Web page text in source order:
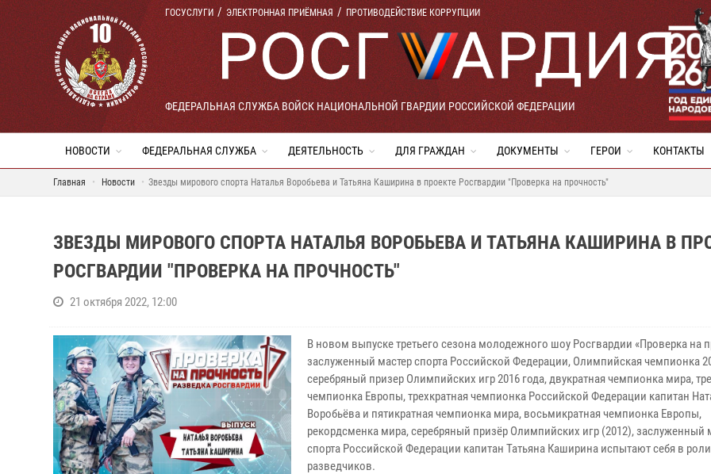
ГОСУСЛУГИ ЭЛЕКТРОННАЯ ПРИЁМНАЯ ПРОТИВОДЕЙСТВИЕ КОРРУПЦИИ
ФЕДЕРАЛЬНАЯ СЛУЖБА ВОЙСК НАЦИОНАЛЬНОЙ ГВАРДИИ РОССИЙСКОЙ ФЕДЕРАЦИИ
НОВОСТИ ФЕДЕРАЛЬНАЯ СЛУЖБА ДЕЯТЕЛЬНОСТЬ ДЛЯ ГРАЖДАН ДОКУМЕНТЫ ГЕРОИ КОНТАКТЫ
Главная Новости Звезды мирового спорта Наталья Воробьева и Татьяна Каширина в проекте Росгвардии "Проверка на прочность"
ЗВЕЗДЫ МИРОВОГО СПОРТА НАТАЛЬЯ ВОРОБЬЕВА И ТАТЬЯНА КАШИРИНА В
РОСГВАРДИИ "ПРОВЕРКА НА ПРОЧНОСТЬ"
21 октября 2022, 12:00
В новом выпуске третьего сезона молодежного шоу Росгвардии «Проверка на
заслуженный мастер спорта Российской Федерации, Олимпийская чемпионка
серебряный призер Олимпийских игр 2016 года, двукратная чемпионка мира,
чемпионка Европы, трехкратная чемпионка Российской Федерации капитан
Воробьёва и пятикратная чемпионка мира, восьмикратная чемпионка Европы,
рекордсменка мира, серебряный призёр Олимпийских игр (2012), заслуженный
спорта Российской Федерации капитан Татьяна Каширина испытают себя в
разведчиков.